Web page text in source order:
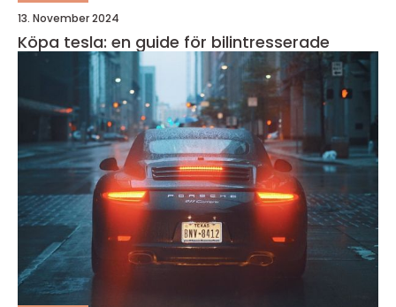
13. November 2024
Köpa tesla: en guide för bilintresserade